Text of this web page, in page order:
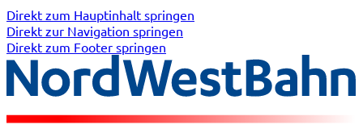
Direkt zum Hauptinhalt springen
Direkt zur Navigation springen
Direkt zum Footer springen